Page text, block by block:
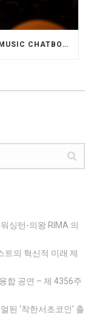
2024 경기도 AI 창작단 – STAGECLOUD MUSIC CHATBOT WITH SYMPHONY
싱턴-의왕 RIMA 의
트의 혁신적 미래 제
합 공연 – 제 4356주
된 ‘착한서초코인’ 출